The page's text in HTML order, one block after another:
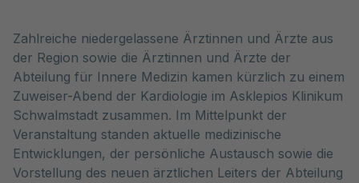
Zahlreiche niedergelassene Ärztinnen und Ärzte aus
der Region sowie die Ärztinnen und Ärzte der
Abteilung für Innere Medizin kamen kürzlich zu einem
Zuweiser-Abend der Kardiologie im Asklepios Klinikum
Schwalmstadt zusammen. Im Mittelpunkt der
Veranstaltung standen aktuelle medizinische
Entwicklungen, der persönliche Austausch sowie die
Vorstellung des neuen ärztlichen Leiters der Abteilung